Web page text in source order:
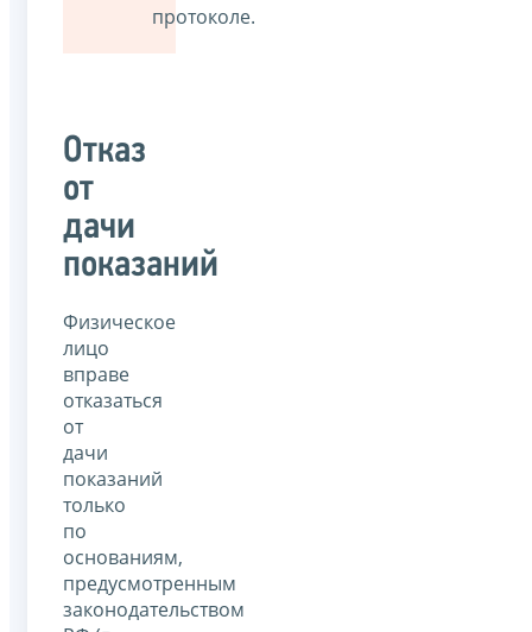
протоколе.
Отказ
от
дачи
показаний
Физическое
лицо
вправе
отказаться
от
дачи
показаний
только
по
основаниям,
предусмотренным
законодательством